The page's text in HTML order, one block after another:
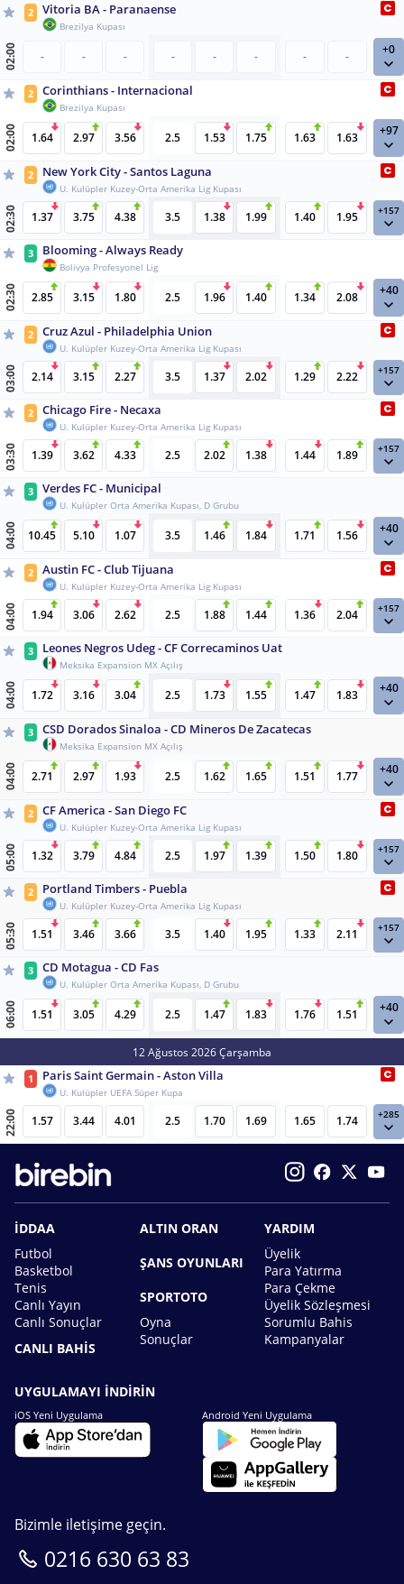
2 Vitoria BA - Paranaense
Brezilya Kupası
02:00 - - - - - - - - +0
2 Corinthians - Internacional
Brezilya Kupası
02:00 1.64 2.97 3.56 2.5 1.53 1.75 1.63 1.63 +97
2 New York City - Santos Laguna
U. Kulüpler Kuzey-Orta Amerika Lig Kupası
02:30 1.37 3.75 4.38 3.5 1.38 1.99 1.40 1.95 +157
3 Blooming - Always Ready
Bolivya Profesyonel Lig
02:30 2.85 3.15 1.80 2.5 1.96 1.40 1.34 2.08 +40
2 Cruz Azul - Philadelphia Union
U. Kulüpler Kuzey-Orta Amerika Lig Kupası
03:00 2.14 3.15 2.27 3.5 1.37 2.02 1.29 2.22 +157
2 Chicago Fire - Necaxa
U. Kulüpler Kuzey-Orta Amerika Lig Kupası
03:30 1.39 3.62 4.33 2.5 2.02 1.38 1.44 1.89 +157
3 Verdes FC - Municipal
U. Kulüpler Orta Amerika Kupası, D Grubu
04:00 10.45 5.10 1.07 3.5 1.46 1.84 1.71 1.56 +40
2 Austin FC - Club Tijuana
U. Kulüpler Kuzey-Orta Amerika Lig Kupası
04:00 1.94 3.06 2.62 2.5 1.88 1.44 1.36 2.04 +157
3 Leones Negros Udeg - CF Correcaminos Uat
Meksika Expansion MX Açılış
04:00 1.72 3.16 3.04 2.5 1.73 1.55 1.47 1.83 +40
3 CSD Dorados Sinaloa - CD Mineros De Zacatecas
Meksika Expansion MX Açılış
04:00 2.71 2.97 1.93 2.5 1.62 1.65 1.51 1.77 +40
2 CF America - San Diego FC
U. Kulüpler Kuzey-Orta Amerika Lig Kupası
05:00 1.32 3.79 4.84 2.5 1.97 1.39 1.50 1.80 +157
2 Portland Timbers - Puebla
U. Kulüpler Kuzey-Orta Amerika Lig Kupası
05:30 1.51 3.46 3.66 3.5 1.40 1.95 1.33 2.11 +157
3 CD Motagua - CD Fas
U. Kulüpler Orta Amerika Kupası, D Grubu
06:00 1.51 3.05 4.29 2.5 1.47 1.83 1.76 1.51 +40
12 Ağustos 2026 Çarşamba
1 Paris Saint Germain - Aston Villa
U. Kulüpler UEFA Süper Kupa
22:00 1.57 3.44 4.01 2.5 1.70 1.69 1.65 1.74 +285
İDDAA
Futbol
Basketbol
Tenis
Canlı Yayın
Canlı Sonuçlar
CANLI BAHİS
ALTIN ORAN
ŞANS OYUNLARI
SPORTOTO
Oyna
Sonuçlar
YARDIM
Üyelik
Para Yatırma
Para Çekme
Üyelik Sözleşmesi
Sorumlu Bahis
Kampanyalar
UYGULAMAYI İNDİRİN
iOS Yeni Uygulama Android Yeni Uygulama
Bizimle iletişime geçin.
0216 630 63 83